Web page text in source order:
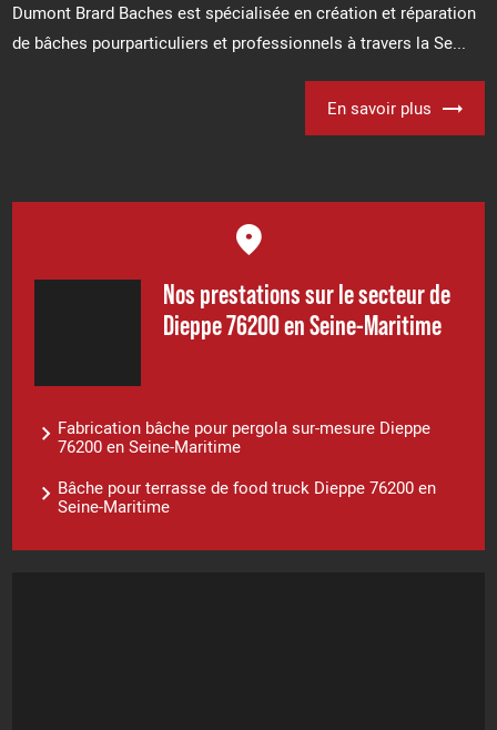
Dumont Brard Baches est spécialisée en création et réparation
de bâches pourparticuliers et professionnels à travers la Se...
En savoir plus
Nos prestations sur le secteur de
Dieppe 76200 en Seine-Maritime
Fabrication bâche pour pergola sur-mesure Dieppe
76200 en Seine-Maritime
Bâche pour terrasse de food truck Dieppe 76200 en
Seine-Maritime